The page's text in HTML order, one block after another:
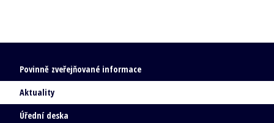
Povinně zveřejňované informace
Aktuality
Úřední deska